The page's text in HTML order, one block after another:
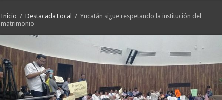
Inicio / Destacada Local / Yucatán sigue respetando la institución del
matrimonio